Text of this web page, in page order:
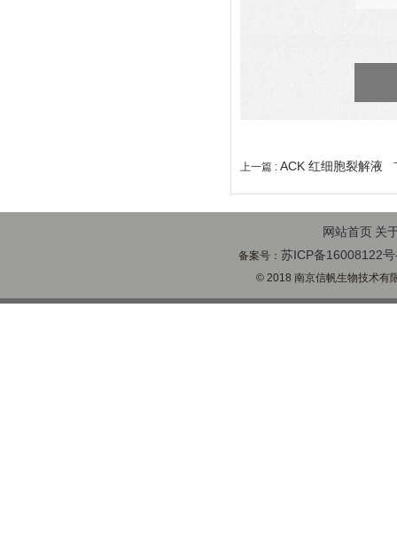
上一篇 : ACK 红细胞裂解液
网站首页 关
备案号： 苏ICP备16008122
© 2018 南京信帆生物技术有